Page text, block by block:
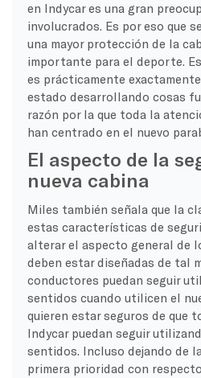
en Indycar es una gran
involucrados. Es por eso que
una mayor protección de la
importante para el deporte.
es prácticamente
estado desarrollando cosas
razón por la que toda la
han centrado en el nuevo
El aspecto de la
nueva cabina
Miles también señala que la
estas características de
alterar el aspecto general de
deben estar diseñadas de tal
conductores puedan seguir
sentidos cuando utilicen el
quieren estar seguros de que
Indycar puedan seguir
sentidos. Incluso dejando de
primera prioridad con